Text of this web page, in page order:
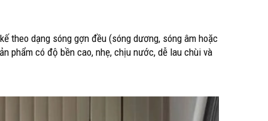
theo dạng sóng gợn đều (sóng dương, sóng âm hoặc
phẩm có độ bền cao, nhẹ, chịu nước, dễ lau chùi và